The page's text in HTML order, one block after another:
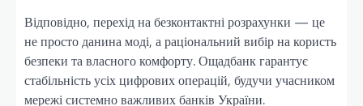
Відповідно, перехід на безконтактні розрахунки — це
не просто данина моді, а раціональний вибір на користь
безпеки та власного комфорту. Ощадбанк гарантує
стабільність усіх цифрових операцій, будучи учасником
мережі системно важливих банків України.